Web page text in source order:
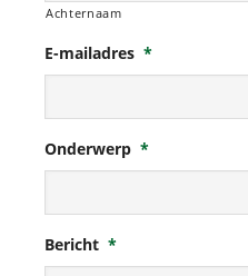
Achternaam
E-mailadres *
Onderwerp *
Bericht *